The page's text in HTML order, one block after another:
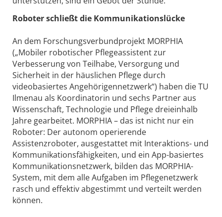
Roboter schließt die Kommunikationslücke
An dem Forschungsverbundprojekt MORPHIA
(„Mobiler robotischer Pflegeassistent zur
Verbesserung von Teilhabe, Versorgung und
Sicherheit in der häuslichen Pflege durch
videobasiertes Angehörigennetzwerk“) haben die TU
Ilmenau als Koordinatorin und sechs Partner aus
Wissenschaft, Technologie und Pflege dreieinhalb
Jahre gearbeitet. MORPHIA – das ist nicht nur ein
Roboter: Der autonom operierende
Assistenzroboter, ausgestattet mit Interaktions- und
Kommunikationsfähigkeiten, und ein App-basiertes
Kommunikationsnetzwerk, bilden das MORPHIA-
System, mit dem alle Aufgaben im Pflegenetzwerk
rasch und effektiv abgestimmt und verteilt werden
können.